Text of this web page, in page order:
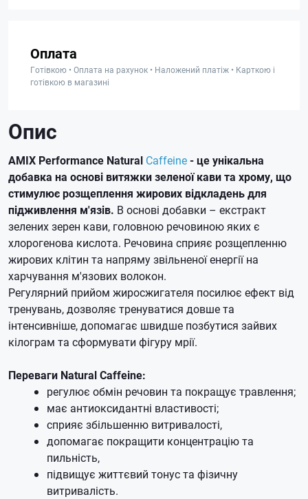
Оплата
Готівкою • Оплата на рахунок • Наложений платіж • Карткою і
готівкою в магазині
Опис
AMIX Performance Natural Caffeine- це унікальна
добавка на основі витяжки зеленої кави та хрому, що
стимулює розщеплення жирових відкладень для
підживлення м'язів. В основі добавки – екстракт
зелених зерен кави, головною речовиною яких є
хлорогенова кислота. Речовина сприяє розщепленню
жирових клітин та напряму звільненої енергії на
харчування м'язових волокон.
Регулярний прийом жиросжигателя посилює ефект від
тренувань, дозволяє тренуватися довше та
інтенсивніше, допомагає швидше позбутися зайвих
кілограм та сформувати фігуру мрії.
Переваги Natural Caffeine:
регулює обмін речовин та покращує травлення;
має антиоксидантні властивості;
сприяє збільшенню витривалості,
допомагає покращити концентрацію та
пильність,
підвищує життєвий тонус та фізичну
витривалість.